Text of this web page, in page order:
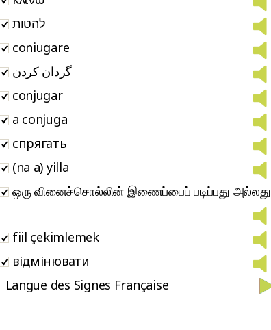
להטות
coniugare
گردان کردن
conjugar
a conjuga
спрягать
(na a) yilla
ஒரு வினைச்சொல்லின் இணைப்பைப் படிப்பது அல்லது
fiil çekimlemek
відмінювати
Langue des Signes Française